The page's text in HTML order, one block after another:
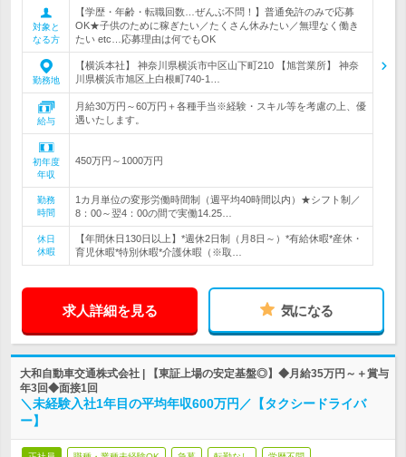
対象と
なる方
【学歴・年齢・転職回数…ぜんぶ不問！】普通免許のみで応募
OK★子供のために稼ぎたい／たくさん休みたい／無理なく働き
たい etc…応募理由は何でもOK
勤務地
【横浜本社】 神奈川県横浜市中区山下町210 【旭営業所】 神奈
川県横浜市旭区上白根町740-1…
給与
月給30万円～60万円＋各種手当※経験・スキル等を考慮の上、優
遇いたします。
初年度
年収
450万円～1000万円
勤務
時間
1カ月単位の変形労働時間制（週平均40時間以内）★シフト制／
8：00～翌4：00の間で実働14.25…
休日
休暇
【年間休日130日以上】*週休2日制（月8日～）*有給休暇*産休・
育児休暇*特別休暇*介護休暇（※取…
求人詳細を見る 気になる
大和自動車交通株式会社 | 【東証上場の安定基盤◎】◆月給35万円～＋賞与
年3回◆面接1回
＼未経験入社1年目の平均年収600万円／【タクシードライバ
ー】